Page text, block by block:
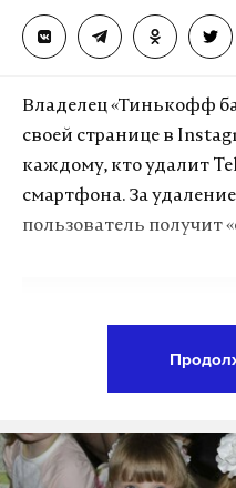
Владелец «Тинькофф
своей странице в
каждому, кто удалит
смартфона. За
пользователь получит
А еще мы есть в
Дзен